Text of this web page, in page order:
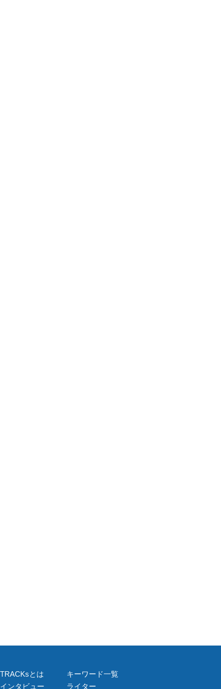
TRACKsとは
インタビュー
キーワード一覧
ライター